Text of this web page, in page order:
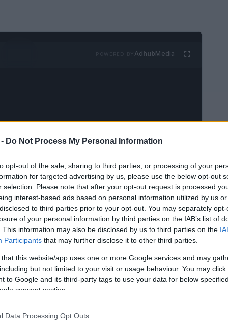
Do Not Process My Personal Information
opt-out of the sale, sharing to third parties, or processing of your
for targeted advertising by us, please use the below opt-out
selection. Please note that after your opt-out request is processed
interest-based ads based on personal information utilized by us
to third parties prior to your opt-out. You may separately
of your personal information by third parties on the IAB’s list of
This information may also be disclosed by us to third parties on the
Participants that may further disclose it to other third parties.
that this website/app uses one or more Google services and may
but not limited to your visit or usage behaviour. You may
to Google and its third-party tags to use your data for below
consent section.
Data Processing Opt Outs
AdhubMedia
el máximo provecho a tus puntos de
y más específicamente en el sector de
de puntosse han convertido en
optimizar el valor de sus recompensas.
transferir sus puntos a programas
específicos, logrando así obtener un valor
cienciabasada en datos, y comprender cómo
transformar la manera en que planeas tus